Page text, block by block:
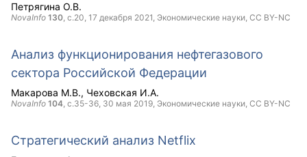
Петрягина О.В.
NovaInfo 130, с.20, 17 декабря 2021, Экономические науки, CC BY-NC
Анализ функционирования нефтегазового
сектора Российской Федерации
Макарова М.В. Чеховская И.А.
NovaInfo 104, с.35-36, 30 мая 2019, Экономические науки, CC BY-NC
Стратегический анализ Netflix